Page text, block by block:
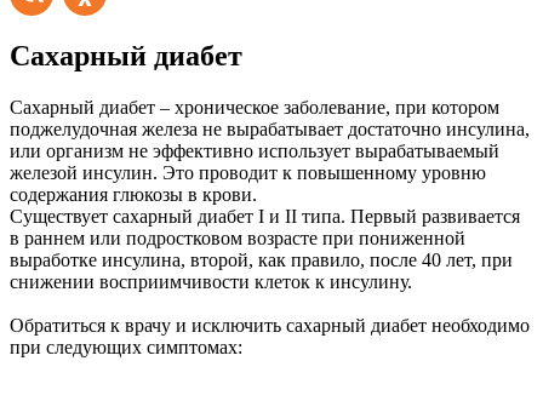
Сахарный диабет
Сахарный диабет – хроническое заболевание, при котором
поджелудочная железа не вырабатывает достаточно инсулина,
или организм не эффективно использует вырабатываемый
железой инсулин. Это проводит к повышенному уровню
содержания глюкозы в крови.
Существует сахарный диабет І и ІІ типа. Первый развивается
в раннем или подростковом возрасте при пониженной
выработке инсулина, второй, как правило, после 40 лет, при
снижении восприимчивости клеток к инсулину.
Обратиться к врачу и исключить сахарный диабет необходимо
при следующих симптомах: